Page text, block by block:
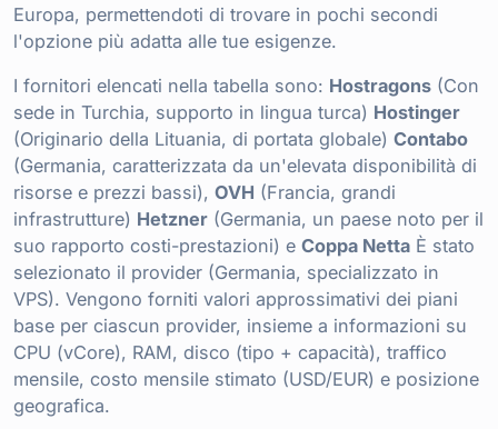
Europa, permettendoti di trovare in pochi secondi
l'opzione più adatta alle tue esigenze.
I fornitori elencati nella tabella sono: Hostragons (Con
sede in Turchia, supporto in lingua turca) Hostinger
(Originario della Lituania, di portata globale) Contabo
(Germania, caratterizzata da un'elevata disponibilità di
risorse e prezzi bassi), OVH (Francia, grandi
infrastrutture) Hetzner (Germania, un paese noto per il
suo rapporto costi-prestazioni) e Coppa Netta È stato
selezionato il provider (Germania, specializzato in
VPS). Vengono forniti valori approssimativi dei piani
base per ciascun provider, insieme a informazioni su
CPU (vCore), RAM, disco (tipo + capacità), traffico
mensile, costo mensile stimato (USD/EUR) e posizione
geografica.